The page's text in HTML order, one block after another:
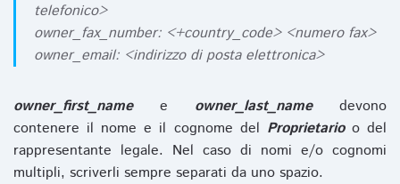
telefonico>
owner_fax_number: <+country_code> <numero fax>
owner_email: <indirizzo di posta elettronica>
owner_first_namee owner_last_namedevono
contenere il nome e il cognome del Proprietarioo del
rappresentante legale. Nel caso di nomi e/o cognomi
multipli, scriverli sempre separati da uno spazio.